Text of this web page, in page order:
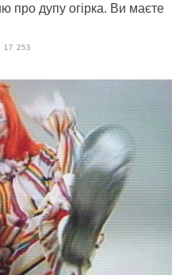
про дупу огірка. Ви маєте
17 253